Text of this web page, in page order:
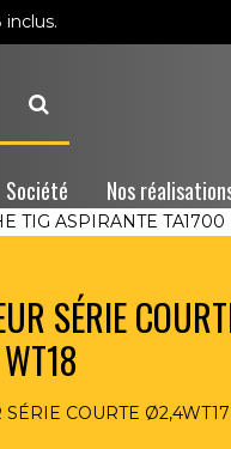
Société Nos
TIG ASPIRANTE TA1700
SÉRIE
SÉRIE COURTE